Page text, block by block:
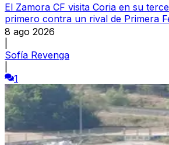
El Zamora CF visita Coria en su
primero contra un rival de Primera
8 ago 2026
Sofía Revenga
1